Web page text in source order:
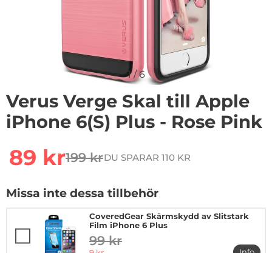
1/6
Verus Verge Skal till Apple
iPhone 6(S) Plus - Rose Pink
rea pris
89 krtidigare pris
199 krDU SPARAR 110 KR
Missa inte dessa tillbehör
CoveredGear Skärmskydd av Slitstark
Film iPhone 6 Plus
tidigare pris
99 kr